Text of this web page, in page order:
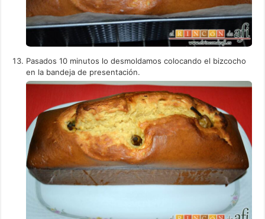
Pasados 10 minutos lo desmoldamos colocando el bizcocho
en la bandeja de presentación.